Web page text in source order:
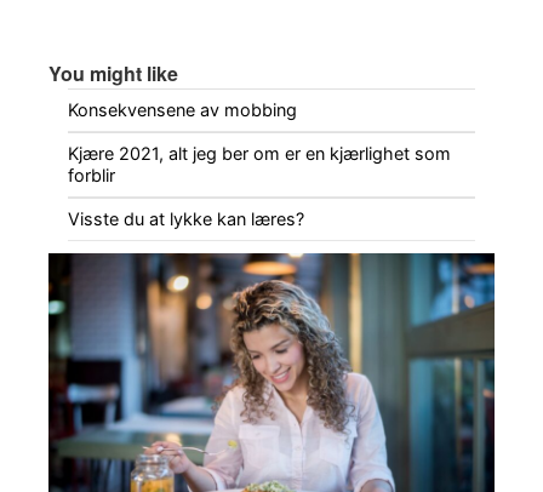
You might like
Konsekvensene av mobbing
Kjære 2021, alt jeg ber om er en kjærlighet som
forblir
Visste du at lykke kan læres?